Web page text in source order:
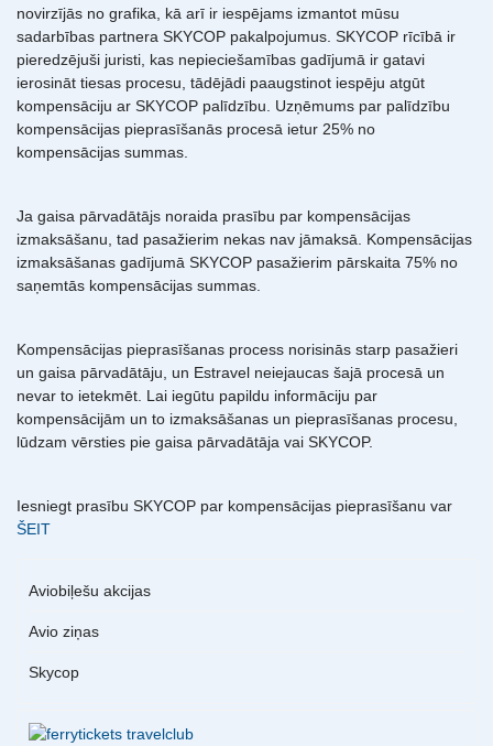
novirzījās no grafika, kā arī ir iespējams izmantot mūsu
sadarbības partnera SKYCOP pakalpojumus. SKYCOP rīcībā ir
pieredzējuši juristi, kas nepieciešamības gadījumā ir gatavi
ierosināt tiesas procesu, tādējādi paaugstinot iespēju atgūt
kompensāciju ar SKYCOP palīdzību. Uzņēmums par palīdzību
kompensācijas pieprasīšanās procesā ietur 25% no
kompensācijas summas.
Ja gaisa pārvadātājs noraida prasību par kompensācijas
izmaksāšanu, tad pasažierim nekas nav jāmaksā. Kompensācijas
izmaksāšanas gadījumā SKYCOP pasažierim pārskaita 75% no
saņemtās kompensācijas summas.
Kompensācijas pieprasīšanas process norisinās starp pasažieri
un gaisa pārvadātāju, un Estravel neiejaucas šajā procesā un
nevar to ietekmēt. Lai iegūtu papildu informāciju par
kompensācijām un to izmaksāšanas un pieprasīšanas procesu,
lūdzam vērsties pie gaisa pārvadātāja vai SKYCOP.
Iesniegt prasību SKYCOP par kompensācijas pieprasīšanu var
ŠEIT
Aviobiļešu akcijas
Avio ziņas
Skycop